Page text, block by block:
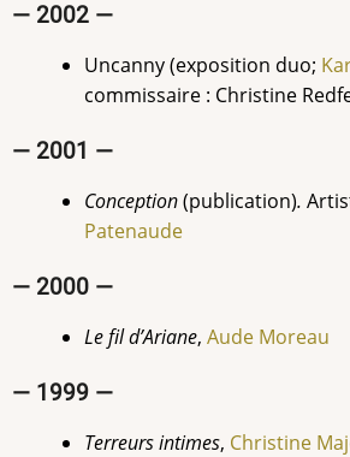
— 2002 —
Uncanny (exposition duo;
commissaire : Christine
— 2001 —
Conception(publication).
Patenaude
— 2000 —
Le fil dʼAriane, Aude Moreau
— 1999 —
Terreurs intimes, Christine